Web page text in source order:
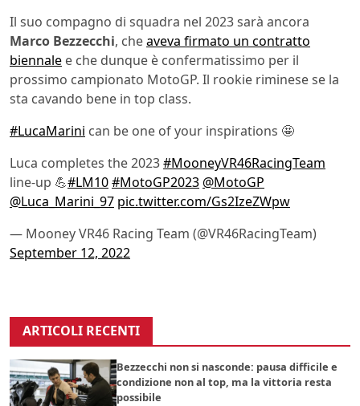
Il suo compagno di squadra nel 2023 sarà ancora
Marco Bezzecchi, cheaveva firmato un contratto
biennale e che dunque è confermatissimo per il
prossimo campionato MotoGP. Il rookie riminese se la
sta cavando bene in top class.
#LucaMarini can be one of your inspirations 🤩
Luca completes the 2023#MooneyVR46RacingTeam
line-up 💪#LM10#MotoGP2023 @MotoGP
@Luca_Marini_97 pic.twitter.com/Gs2IzeZWpw
— Mooney VR46 Racing Team (@VR46RacingTeam)
September 12, 2022
ARTICOLI RECENTI
Bezzecchi non si nasconde: pausa difficile e
condizione non al top, ma la vittoria resta
possibile